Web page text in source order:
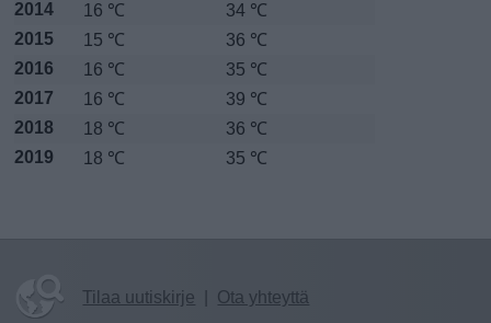
2014
16 ℃
34 ℃
2015
15 ℃
36 ℃
2016
16 ℃
35 ℃
2017
16 ℃
39 ℃
2018
18 ℃
36 ℃
2019
18 ℃ 35 ℃
Tilaa uutiskirje Ota yhteyttä